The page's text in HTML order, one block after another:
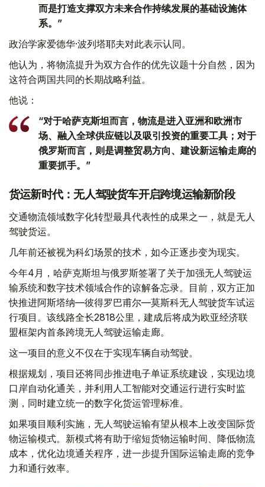
而是打造支撑双方未来合作持续发展的基础设施体
系。”
政治学家爱德华·波列塔耶夫对此表示认同。
他认为，将物流提升为双方合作的优先议题十分自然，因为
这符合两国共同的长期战略利益。
他说：
“对于哈萨克斯坦而言，物流是进入亚洲和欧洲市
场、融入全球供应链以及吸引投资的重要工具；对于
俄罗斯而言，则是调整贸易方向、建设新运输走廊的
重要抓手。”
货运新时代：无人驾驶货车开启跨境运输新阶段
交通物流领域数字化转型最具代表性的成果之一，就是无人
驾驶货运。
几年前还被视为科幻场景的技术，如今正逐步变为现实。
今年4月，哈萨克斯坦与俄罗斯签署了关于加强无人驾驶运
输系统和数字技术领域合作的谅解备忘录。目前，双方正加
快推进阿斯塔纳—彼得罗巴甫尔—莫斯科无人驾驶货车试运
行项目。该线路全长2818公里，建成后将成为欧亚经济联
盟框架内首条跨境无人驾驶运输走廊。
这一项目的意义不仅在于实现车辆自动驾驶。
根据规划，项目还将同步推进电子单证系统建设，实现边境
口岸自动化通关，并利用人工智能对交通运行进行实时监
测，同时建立统一的数字化货运管理标准。
如果项目顺利实施，无人驾驶运输有望从根本上改变国际货
物运输模式。新模式将有助于缩短货物运输时间、降低物流
成本，优化边境通关程序，进一步提升国际运输走廊的竞争
力和通行效率。